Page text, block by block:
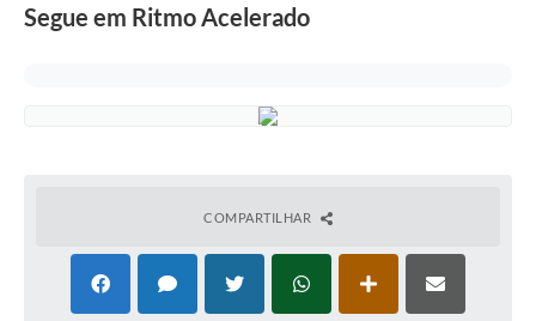
Segue em Ritmo Acelerado
COMPARTILHAR